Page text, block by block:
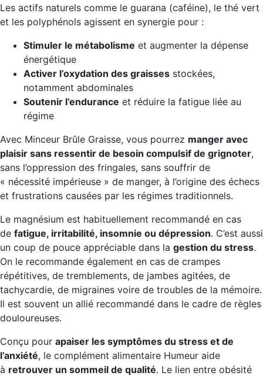
Les actifs naturels comme le guarana (caféine), le thé vert
et les polyphénols agissent en synergie pour :
Stimuler le métabolisme et augmenter la dépense
énergétique
Activer l’oxydation des graisses stockées,
notamment abdominales
Soutenir l’endurance et réduire la fatigue liée au
régime
Avec Minceur Brûle Graisse, vous pourrez manger avec
plaisir sans ressentir de besoin compulsif de grignoter,
sans l’oppression des fringales, sans souffrir de
« nécessité impérieuse » de manger, à l’origine des échecs
et frustrations causées par les régimes traditionnels.
Le magnésium est habituellement recommandé en cas
de fatigue, irritabilité, insomnie ou dépression. C’est aussi
un coup de pouce appréciable dans la gestion du stress.
On le recommande également en cas de crampes
répétitives, de tremblements, de jambes agitées, de
tachycardie, de migraines voire de troubles de la mémoire.
Il est souvent un allié recommandé dans le cadre de règles
douloureuses.
Conçu pour apaiser les symptômes du stress et de
l’anxiété, le complément alimentaire Humeur aide
à retrouver un sommeil de qualité. Le lien entre obésité